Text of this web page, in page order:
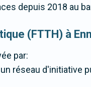
depuis 2018 au
(FTTH) à
par:
réseau d'initiative